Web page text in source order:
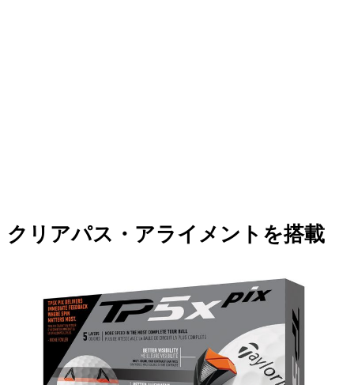
クリアパス・アライメントを搭載